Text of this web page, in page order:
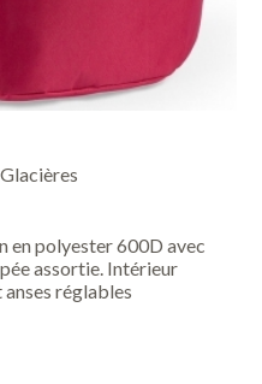
en polyester 600D avec
assortie. Intérieur
réglables